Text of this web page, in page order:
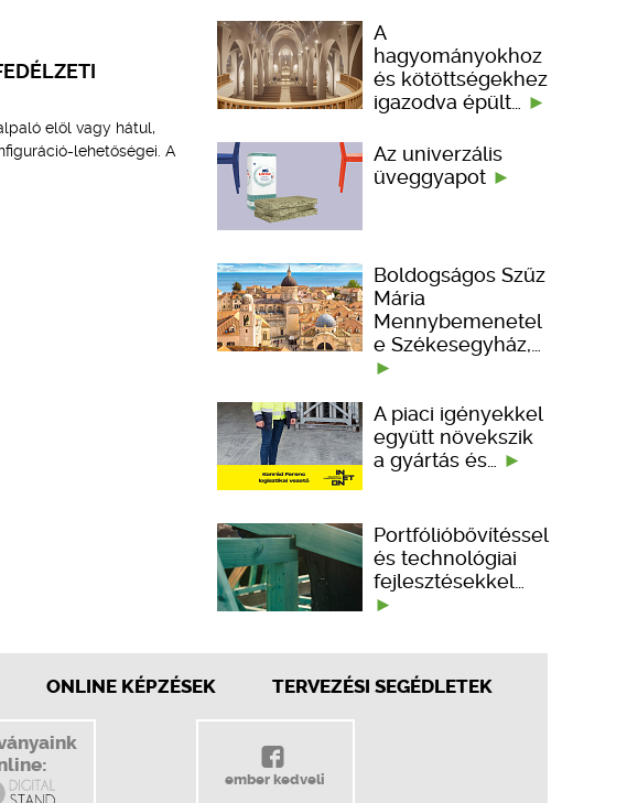
elöl vagy hátul,
lehetőségei. A
A
hagyományokhoz
és kötöttségekhez
igazodva épült…
Az univerzális
üveggyapot
Boldogságos Szűz
Mária
Mennybemenetel
e Székesegyház,…
A piaci igényekkel
együtt növekszik
a gyártás és…
Portfólióbővítéssel
és technológiai
fejlesztésekkel…
ONLINE KÉPZÉSEK TERVEZÉSI SEGÉDLETEK
ember kedveli